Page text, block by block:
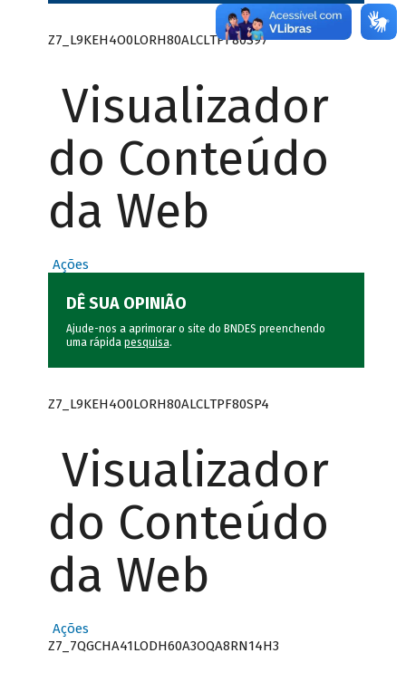
Z7_L9KEH4O0LORH80ALCLTPF80S97
Visualizador
do Conteúdo
da Web
Ações
DÊ SUA OPINIÃO
Ajude-nos a aprimorar o site do BNDES preenchendo
uma rápida pesquisa.
Z7_L9KEH4O0LORH80ALCLTPF80SP4
Visualizador
do Conteúdo
da Web
Ações
Z7_7QGCHA41LODH60A3OQA8RN14H3